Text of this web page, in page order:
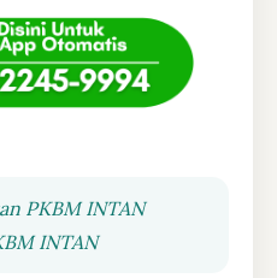
PKBM INTAN
INTAN